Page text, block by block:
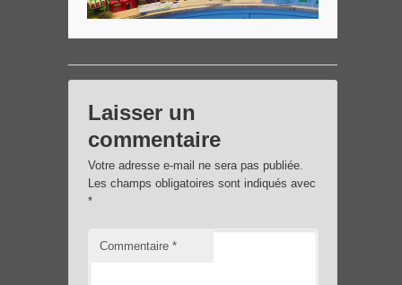
Laisser un
commentaire
Votre adresse e-mail ne sera pas publiée.
Les champs obligatoires sont indiqués avec
*
Commentaire *